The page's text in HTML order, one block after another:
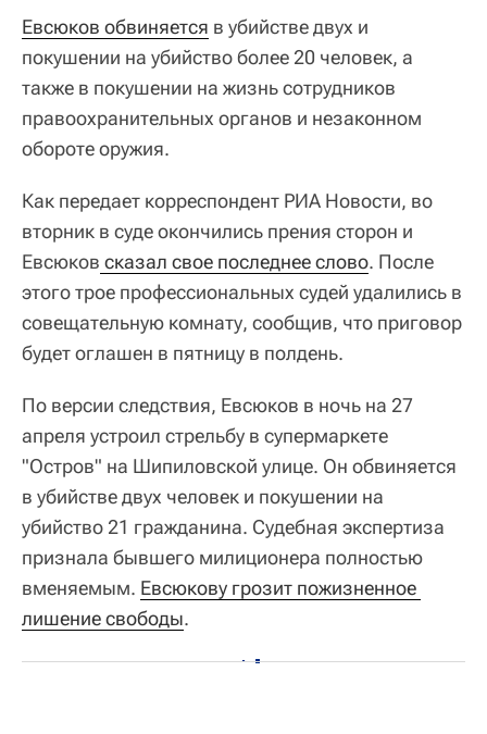
Евсюков обвиняется в убийстве двух и
покушении на убийство более 20 человек, а
также в покушении на жизнь сотрудников
правоохранительных органов и незаконном
обороте оружия.
Как передает корреспондент РИА Новости, во
вторник в суде окончились прения сторон и
Евсюков сказал свое последнее слово. После
этого трое профессиональных судей удалились в
совещательную комнату, сообщив, что приговор
будет оглашен в пятницу в полдень.
По версии следствия, Евсюков в ночь на 27
апреля устроил стрельбу в супермаркете
"Остров" на Шипиловской улице. Он обвиняется
в убийстве двух человек и покушении на
убийство 21 гражданина. Судебная экспертиза
признала бывшего милиционера полностью
вменяемым. Евсюкову грозит пожизненное
лишение свободы.